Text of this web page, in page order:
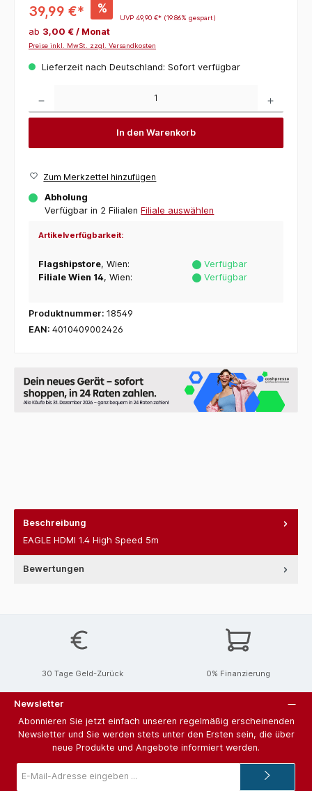
39,99 €* %
UVP 49,90 €* (19.86% gespart)
ab 3,00 € / Monat
Preise inkl. MwSt. zzgl. Versandkosten
Lieferzeit nach Deutschland: Sofort verfügbar
In den Warenkorb
Zum Merkzettel hinzufügen
Abholung
Verfügbar in 2 Filialen Filiale auswählen
Artikelverfügbarkeit:
Flagshipstore, Wien:
Verfügbar
Filiale Wien 14, Wien: Verfügbar
Produktnummer: 18549
EAN: 4010409002426
Beschreibung
EAGLE HDMI 1.4 High Speed 5m
Bewertungen
30 Tage Geld-Zurück 0% Finanzierung
Newsletter
Abonnieren Sie jetzt einfach unseren regelmäßig erscheinenden
Newsletter und Sie werden stets unter den Ersten sein, die über
neue Produkte und Angebote informiert werden.
Mail-